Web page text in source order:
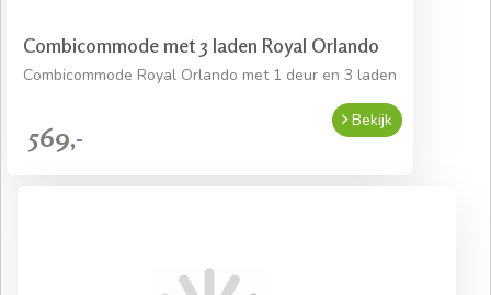
Combicommode met 3 laden Royal Orlando
Combicommode Royal Orlando met 1 deur en 3 laden
569,-
Bekijk